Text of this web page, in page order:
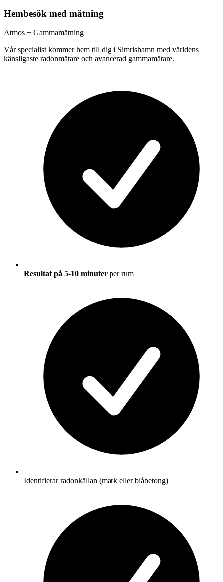
Hembesök med mätning
Atmos + Gammamätning
Vår specialist kommer hem till dig i Simrishamn med världens
känsligaste radonmätare och avancerad gammamätare.
Resultat på 5-10 minuter per rum
Identifierar radonkällan (mark eller blåbetong)